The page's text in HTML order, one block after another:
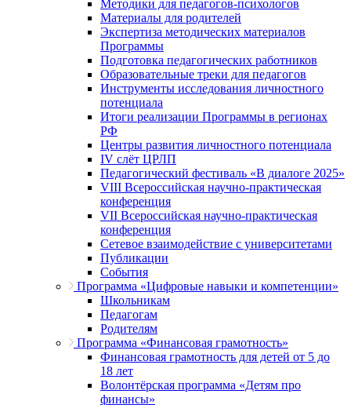
Методики для педагогов-психологов
Материалы для родителей
Экспертиза методических материалов
Программы
Подготовка педагогических работников
Образовательные треки для педагогов
Инструменты исследования личностного
потенциала
Итоги реализации Программы в регионах
РФ
Центры развития личностного потенциала
IV слёт ЦРЛП
Педагогический фестиваль «В диалоге 2025»
VIII Всероссийская научно-практическая
конференция
VII Всероссийская научно-практическая
конференция
Сетевое взаимодействие с университетами
Публикации
События
Программа «Цифровые навыки и компетенции»
Школьникам
Педагогам
Родителям
Программа «Финансовая грамотность»
Финансовая грамотность для детей от 5 до
18 лет
Волонтёрская программа «Детям про
финансы»